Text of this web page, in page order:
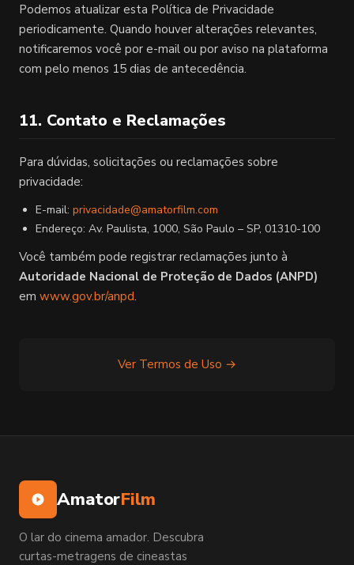
Podemos atualizar esta Política de Privacidade
periodicamente. Quando houver alterações relevantes,
notificaremos você por e-mail ou por aviso na plataforma
com pelo menos 15 dias de antecedência.
11. Contato e Reclamações
Para dúvidas, solicitações ou reclamações sobre
privacidade:
E-mail:privacidade@amatorfilm.com
Endereço: Av. Paulista, 1000, São Paulo – SP, 01310-100
Você também pode registrar reclamações junto à
Autoridade Nacional de Proteção de Dados (ANPD)
em www.gov.br/anpd.
Ver Termos de Uso →
AmatorFilm
O lar do cinema amador. Descubra
curtas-metragens de cineastas